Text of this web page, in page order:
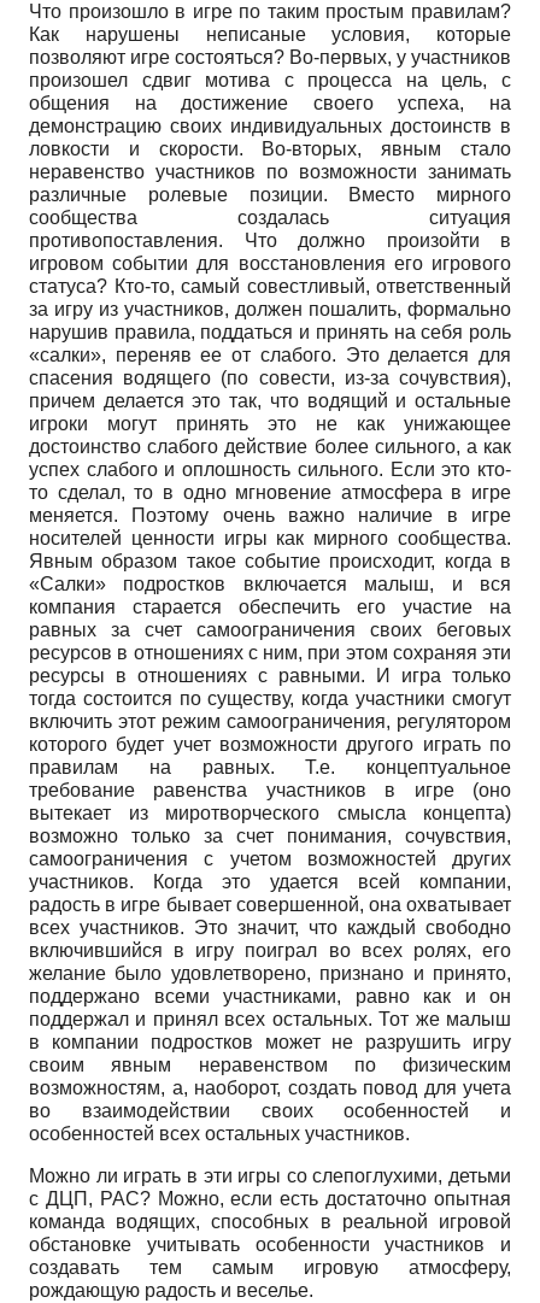
Что произошло в игре по таким простым правилам?
Как нарушены неписаные условия, которые
позволяют игре состояться? Во-первых, у участников
произошел сдвиг мотива с процесса на цель, с
общения на достижение своего успеха, на
демонстрацию своих индивидуальных достоинств в
ловкости и скорости. Во-вторых, явным стало
неравенство участников по возможности занимать
различные ролевые позиции. Вместо мирного
сообщества создалась ситуация
противопоставления. Что должно произойти в
игровом событии для восстановления его игрового
статуса? Кто-то, самый совестливый, ответственный
за игру из участников, должен пошалить, формально
нарушив правила, поддаться и принять на себя роль
«салки», переняв ее от слабого. Это делается для
спасения водящего (по совести, из-за сочувствия),
причем делается это так, что водящий и остальные
игроки могут принять это не как унижающее
достоинство слабого действие более сильного, а как
успех слабого и оплошность сильного. Если это кто-
то сделал, то в одно мгновение атмосфера в игре
меняется. Поэтому очень важно наличие в игре
носителей ценности игры как мирного сообщества.
Явным образом такое событие происходит, когда в
«Салки» подростков включается малыш, и вся
компания старается обеспечить его участие на
равных за счет самоограничения своих беговых
ресурсов в отношениях с ним, при этом сохраняя эти
ресурсы в отношениях с равными. И игра только
тогда состоится по существу, когда участники смогут
включить этот режим самоограничения, регулятором
которого будет учет возможности другого играть по
правилам на равных. Т.е. концептуальное
требование равенства участников в игре (оно
вытекает из миротворческого смысла концепта)
возможно только за счет понимания, сочувствия,
самоограничения с учетом возможностей других
участников. Когда это удается всей компании,
радость в игре бывает совершенной, она охватывает
всех участников. Это значит, что каждый свободно
включившийся в игру поиграл во всех ролях, его
желание было удовлетворено, признано и принято,
поддержано всеми участниками, равно как и он
поддержал и принял всех остальных. Тот же малыш
в компании подростков может не разрушить игру
своим явным неравенством по физическим
возможностям, а, наоборот, создать повод для учета
во взаимодействии своих особенностей и
особенностей всех остальных участников.
Можно ли играть в эти игры со слепоглухими, детьми
с ДЦП, РАС? Можно, если есть достаточно опытная
команда водящих, способных в реальной игровой
обстановке учитывать особенности участников и
создавать тем самым игровую атмосферу,
рождающую радость и веселье.